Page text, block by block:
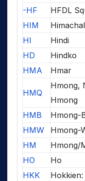
-HF
HFDL
HIM
HI
Hindi
HD
Hindko
HMA
Hmar
HMQ
Hmong,
Hmong
HMB
Hmong-
HMW
Hmong-
HM
Hmong/
HO
Ho
HKK
Hokkien: